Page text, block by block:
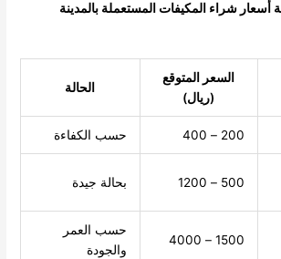
شراء المكيفات المستعملة بالمدينة
السعر المتوقع
(ريال)
الحالة
200 – 400 حسب الكفاءة
500 – 1200 بحالة جيدة
1500 – 4000
حسب العمر
والجودة